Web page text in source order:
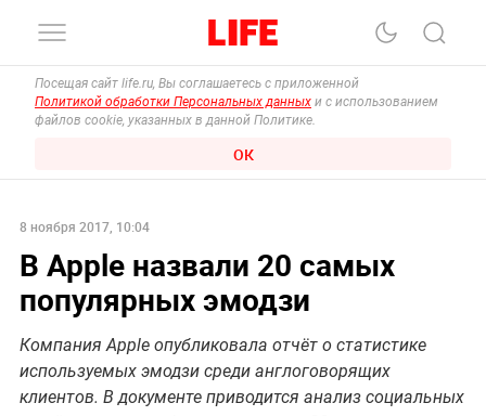
Посещая сайт life.ru, Вы соглашаетесь с приложенной
Политикой обработки Персональных данных и с использованием
файлов cookie, указанных в данной Политике.
ОК
8 ноября 2017, 10:04
В Apple назвали 20 самых
популярных эмодзи
Компания Apple опубликовала отчёт о статистике
используемых эмодзи среди англоговорящих
клиентов. В документе приводится анализ социальных